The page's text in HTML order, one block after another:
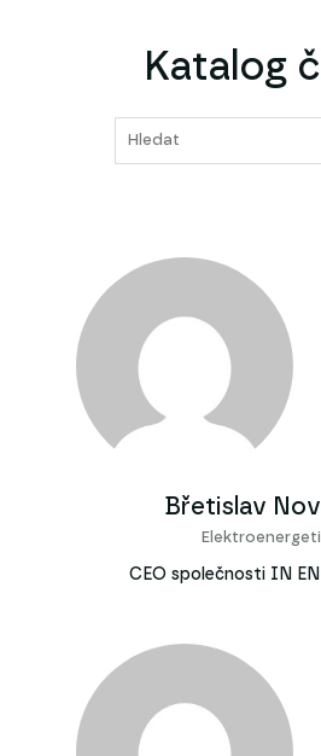
Katalog
Břetislav
CEO společnosti IN